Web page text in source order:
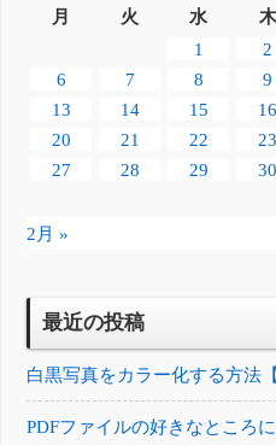
月
火 水 木
1
2
6
7 8 9
13
14 15 16
20
21 22 23
27
28 29 30
2月 »
最近の投稿
白黒写真をカラー化する方法
PDFファイルの好きなところ